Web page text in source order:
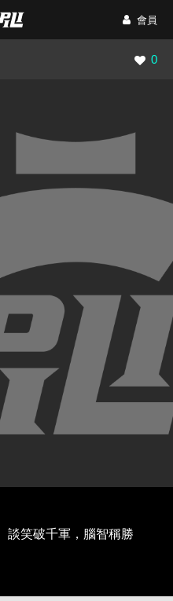
會員
瀏覽
0
談笑破千軍，腦智稱勝